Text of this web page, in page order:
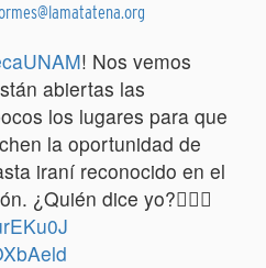
! Nos vemos
abiertas las
los lugares para que
la oportunidad de
iraní reconocido en el
¿Quién dice yo?🙋🏽‍♀️